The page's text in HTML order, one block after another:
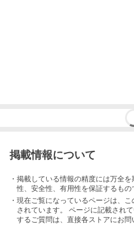
掲載情報について
・掲載している情報の精度には万全
性、安全性、有用性を保証するもの
・現在ご覧になっているページは、こ
されています。 ページに記載され
するご質問は、直接各ストアにお問